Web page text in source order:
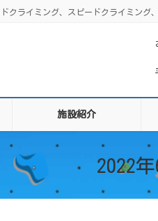
クライミング、スピードクライミング
施設紹介
2022年